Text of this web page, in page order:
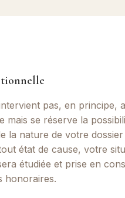
pas, en principe,
mais se réserve la
la nature de votre
état de cause, votre
étudiée et prise en
honoraires.